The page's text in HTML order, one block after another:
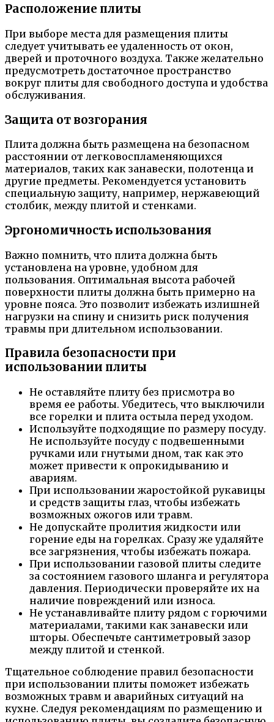
Расположение плиты
При выборе места для размещения плиты
следует учитывать ее удаленность от окон,
дверей и проточного воздуха. Также желательно
предусмотреть достаточное пространство
вокруг плиты для свободного доступа и удобства
обслуживания.
Защита от возгорания
Плита должна быть размещена на безопасном
расстоянии от легковоспламеняющихся
материалов, таких как занавески, полотенца и
другие предметы. Рекомендуется установить
специальную защиту, например, нержавеющий
столбик, между плитой и стенками.
Эргономичность использования
Важно помнить, что плита должна быть
установлена на уровне, удобном для
пользования. Оптимальная высота рабочей
поверхности плиты должна быть примерно на
уровне пояса. Это позволит избежать излишней
нагрузки на спину и снизить риск получения
травмы при длительном использовании.
Правила безопасности при
использовании плиты
Не оставляйте плиту без присмотра во
время ее работы. Убедитесь, что выключили
все горелки и плита остыла перед уходом.
Используйте подходящие по размеру посуду.
Не используйте посуду с подвешенными
ручками или гнутыми дном, так как это
может привести к опрокидыванию и
авариям.
При использовании жаростойкой рукавицы
и средств защиты глаз, чтобы избежать
возможных ожогов или травм.
Не допускайте пролития жидкости или
горение еды на горелках. Сразу же удаляйте
все загрязнения, чтобы избежать пожара.
При использовании газовой плиты следите
за состоянием газового шланга и регулятора
давления. Периодически проверяйте их на
наличие повреждений или износа.
Не устанавливайте плиту рядом с горючими
материалами, такими как занавески или
шторы. Обеспечьте сантиметровый зазор
между плитой и стенкой.
Тщательное соблюдение правил безопасности
при использовании плиты поможет избежать
возможных травм и аварийных ситуаций на
кухне. Следуя рекомендациям по размещению и